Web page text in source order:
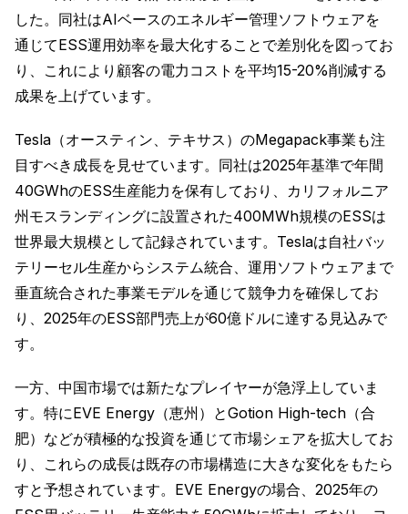
した。同社はAIベースのエネルギー管理ソフトウェアを
通じてESS運用効率を最大化することで差別化を図ってお
り、これにより顧客の電力コストを平均15-20%削減する
成果を上げています。
Tesla（オースティン、テキサス）のMegapack事業も注
目すべき成長を見せています。同社は2025年基準で年間
40GWhのESS生産能力を保有しており、カリフォルニア
州モスランディングに設置された400MWh規模のESSは
世界最大規模として記録されています。Teslaは自社バッ
テリーセル生産からシステム統合、運用ソフトウェアまで
垂直統合された事業モデルを通じて競争力を確保してお
り、2025年のESS部門売上が60億ドルに達する見込みで
す。
一方、中国市場では新たなプレイヤーが急浮上していま
す。特にEVE Energy（恵州）とGotion High-tech（合
肥）などが積極的な投資を通じて市場シェアを拡大してお
り、これらの成長は既存の市場構造に大きな変化をもたら
すと予想されています。EVE Energyの場合、2025年の